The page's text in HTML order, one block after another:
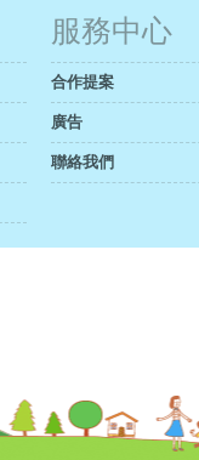
服務中心
合作提案
廣告
聯絡我們